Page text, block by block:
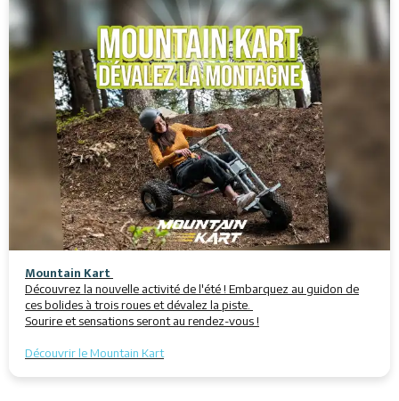
Mountain Kart
Découvrez la nouvelle activité de l'été ! Embarquez au guidon de
ces bolides à trois roues et dévalez la piste.
Sourire et sensations seront au rendez-vous !
Découvrir le Mountain Kart